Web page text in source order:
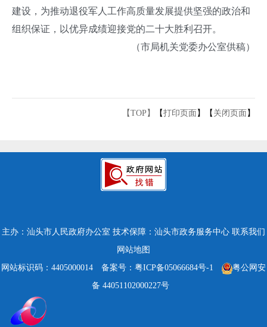
建设，为推动退役军人工作高质量发展提供坚强的政治和
组织保证，以优异成绩迎接党的二十大胜利召开。
（市局机关党委办公室供稿）
【TOP】 【打印页面】【 关闭页面】
主办：汕头市人民政府办公室 技术保障：汕头市政务服务中心 联系我们
网站地图
网站标识码：4405000014
备案号：粤ICP备05066684号-1
粤公网安
备 44051102000227号